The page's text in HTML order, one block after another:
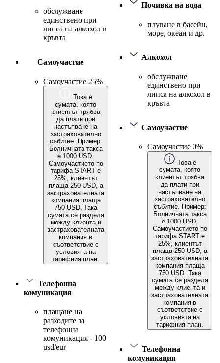
обслужване
единствено при
липса на алкохол в
кръвта
Самоучастие
Самоучастие 25%
Това е
сумата, която
клиентът трябва
да плати при
настъпване на
застрахователно
събитие. Пример:
Болничната такса
е 1000 USD.
Самоучастието по
тарифа START е
25%, клиентът
плаща 250 USD, а
застрахователната
компания плаща
750 USD. Така
сумата се разделя
между клиента и
застрахователната
компания в
съответствие с
условията на
тарифния план.
Телефонна
комуникация
плащане на
разходите за
телефонна
комуникация - 100
usd/eur
Почивка на вода
плуване в басейн,
море, океан и др.
Алкохол
обслужване
единствено при
липса на алкохол в
кръвта
Самоучастие
Самоучастие 0%
Това е
сумата, която
клиентът трябва
да плати при
настъпване на
застрахователно
събитие. Пример:
Болничната такса
е 1000 USD.
Самоучастието по
тарифа START е
25%, клиентът
плаща 250 USD, а
застрахователната
компания плаща
750 USD. Така
сумата се разделя
между клиента и
застрахователната
компания в
съответствие с
условията на
тарифния план.
Телефонна
комуникация